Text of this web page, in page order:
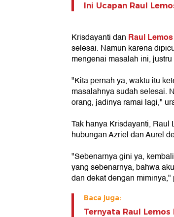
Ini Ucapan Raul
Krisdayanti dan Raul Lemos
selesai. Namun karena
mengenai masalah ini,
"Kita pernah ya, waktu itu
masalahnya sudah selesai.
orang, jadinya ramai lagi,"
Tak hanya Krisdayanti,
hubungan Azriel dan Aurel
"Sebenarnya gini ya,
yang sebenarnya, bahwa
dan dekat dengan
Baca juga:
Ternyata Raul